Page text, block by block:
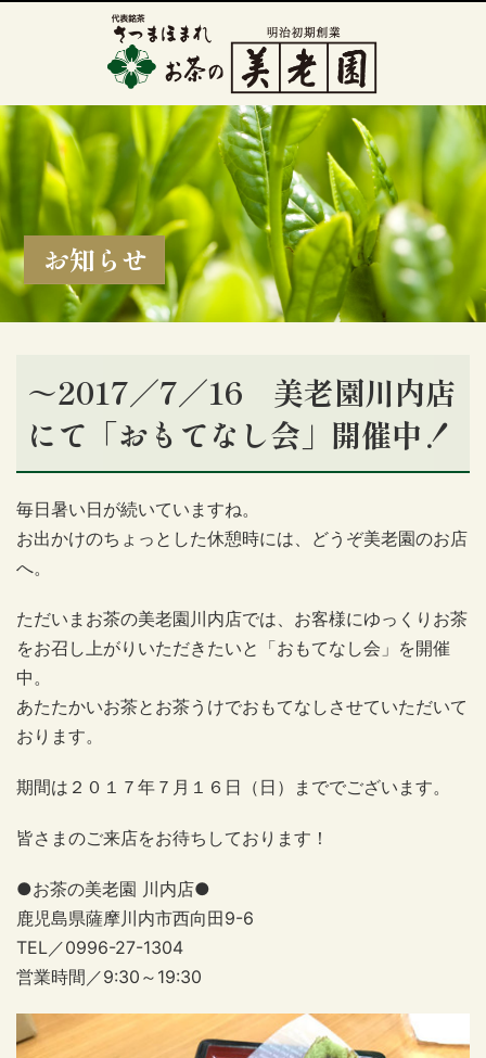
お知らせ
～2017／7／16 美老園川内店
にて「おもてなし会」開催中！
毎日暑い日が続いていますね。
お出かけのちょっとした休憩時には、どうぞ美老園のお店
へ。
ただいまお茶の美老園川内店では、お客様にゆっくりお茶
をお召し上がりいただきたいと「おもてなし会」を開催
中。
あたたかいお茶とお茶うけでおもてなしさせていただいて
おります。
期間は２０１７年７月１６日（日）まででございます。
皆さまのご来店をお待ちしております！
●お茶の美老園 川内店●
鹿児島県薩摩川内市西向田9-6
TEL／0996-27-1304
営業時間／9:30～19:30